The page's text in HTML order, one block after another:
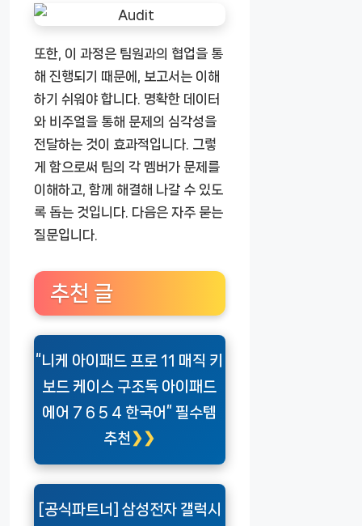
또한, 이 과정은 팀원과의 협업을 통
해 진행되기 때문에, 보고서는 이해
하기 쉬워야 합니다. 명확한 데이터
와 비주얼을 통해 문제의 심각성을
전달하는 것이 효과적입니다. 그렇
게 함으로써 팀의 각 멤버가 문제를
이해하고, 함께 해결해 나갈 수 있도
록 돕는 것입니다. 다음은 자주 묻는
질문입니다.
추천 글
“니케 아이패드 프로 11 매직 키
보드 케이스 구조독 아이패드
에어 7 6 5 4 한국어” 필수템
추천
[공식파트너] 삼성전자 갤럭시